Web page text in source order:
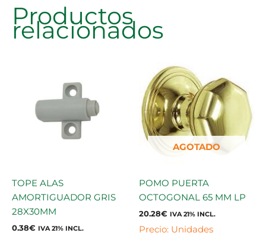
Productos
relacionados
TOPE ALAS
AMORTIGUADOR GRIS
28X30MM
0.38€ IVA 21% INCL.
AGOTADO
POMO PUERTA
OCTOGONAL 65 MM LP
20.28€ IVA 21% INCL.
Precio: Unidades